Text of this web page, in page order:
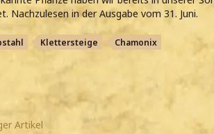
Nachzulesen in der Ausgabe vom 31. Juni.
Klettersteige Chamonix
Artikel